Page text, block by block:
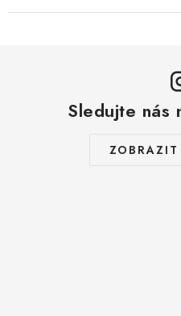
OŘECHY PRAŽENÉ, SOLENÉ
PISTÁCIE PRAŽENÉ SOLENÉ
Sledujte nás
ZOBRAZIT